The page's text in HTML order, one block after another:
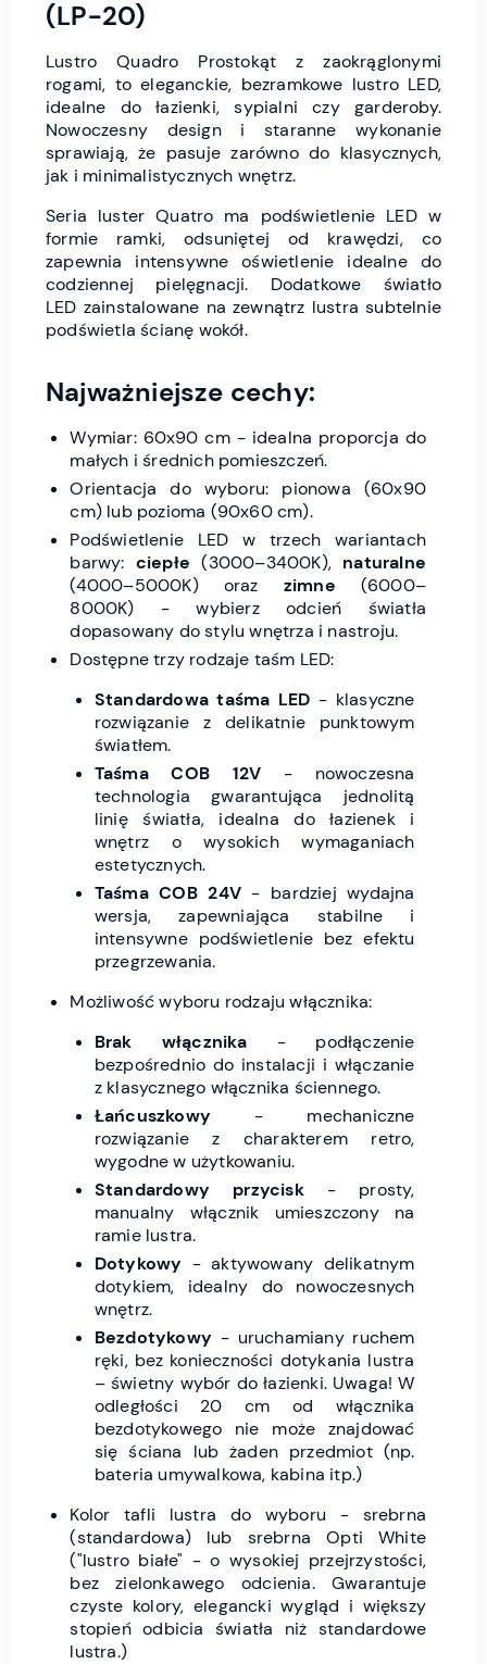
(LP-20)
Lustro Quadro Prostokąt z zaokrąglonymi
rogami, to eleganckie, bezramkowe lustro LED,
idealne do łazienki, sypialni czy garderoby.
Nowoczesny design i staranne wykonanie
sprawiają, że pasuje zarówno do klasycznych,
jak i minimalistycznych wnętrz.
Seria luster Quatro ma podświetlenie LED w
formie ramki, odsuniętej od krawędzi, co
zapewnia intensywne oświetlenie idealne do
codziennej pielęgnacji. Dodatkowe światło
LED zainstalowane na zewnątrz lustra subtelnie
podświetla ścianę wokół.
Najważniejsze cechy:
Wymiar: 60x90 cm - idealna proporcja do
małych i średnich pomieszczeń.
Orientacja do wyboru: pionowa (60x90
cm) lub pozioma (90x60 cm).
Podświetlenie LED w trzech wariantach
barwy: ciepłe (3000–3400K), naturalne
(4000–5000K) oraz zimne (6000–
8000K) - wybierz odcień światła
dopasowany do stylu wnętrza i nastroju.
Dostępne trzy rodzaje taśm LED:
Standardowa taśma LED - klasyczne
rozwiązanie z delikatnie punktowym
światłem.
Taśma COB 12V - nowoczesna
technologia gwarantująca jednolitą
linię światła, idealna do łazienek i
wnętrz o wysokich wymaganiach
estetycznych.
Taśma COB 24V- bardziej wydajna
wersja, zapewniająca stabilne i
intensywne podświetlenie bez efektu
przegrzewania.
Możliwość wyboru rodzaju włącznika:
Brak włącznika - podłączenie
bezpośrednio do instalacji i włączanie
z klasycznego włącznika ściennego.
Łańcuszkowy - mechaniczne
rozwiązanie z charakterem retro,
wygodne w użytkowaniu.
Standardowy przycisk- prosty,
manualny włącznik umieszczony na
ramie lustra.
Dotykowy - aktywowany delikatnym
dotykiem, idealny do nowoczesnych
wnętrz.
Bezdotykowy - uruchamiany ruchem
ręki, bez konieczności dotykania lustra
– świetny wybór do łazienki. Uwaga! W
odległości 20 cm od włącznika
bezdotykowego nie może znajdować
się ściana lub żaden przedmiot (np.
bateria umywalkowa, kabina itp.)
Kolor tafli lustra do wyboru - srebrna
(standardowa) lub srebrna Opti White
("lustro białe" - o wysokiej przejrzystości,
bez zielonkawego odcienia. Gwarantuje
czyste kolory, elegancki wygląd i większy
stopień odbicia światła niż standardowe
lustra.)